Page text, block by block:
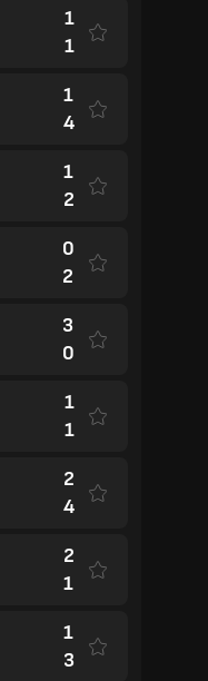
1
1
1
4
1
2
0
2
3
0
1
1
2
4
2
1
1
3